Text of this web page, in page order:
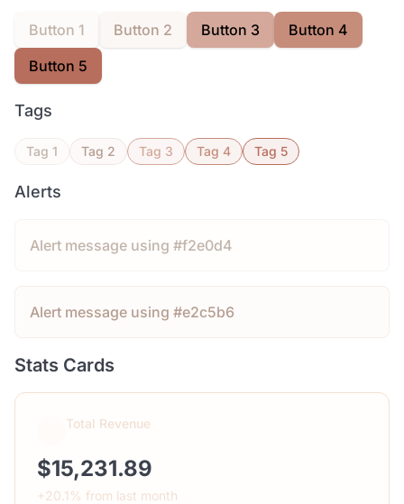
Button 1 Button 2 Button 3
Button 4
Button 5
Tags
Tag 1 Tag 2 Tag 3 Tag 4 Tag 5
Alerts
Alert message using #f2e0d4
Alert message using #e2c5b6
Stats Cards
Total Revenue
$15,231.89
+20.1% from last month